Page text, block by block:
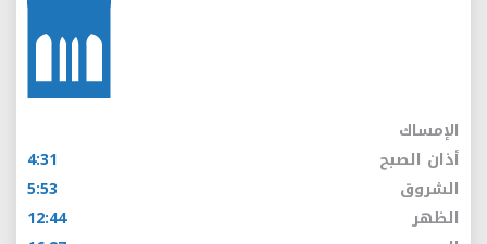
الإمساك
أذان الصبح
4:31
الشروق
5:53
الظهر
12:44